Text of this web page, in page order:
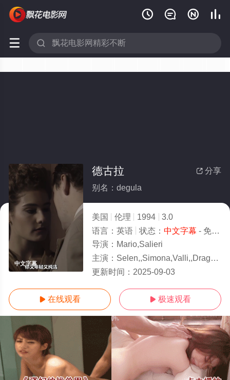
   
 
中文字幕
 分享
德古拉
别名：degula
美国 伦理 1994
3.0
语言： 英语 状态： 中文字幕 - 免费在线播放
导演： Mario,Salieri
主演： Selen,,Simona,Valli,,Draghixa,as,Dragixa
更新时间： 2025-09-03
 在线观看  极速观看